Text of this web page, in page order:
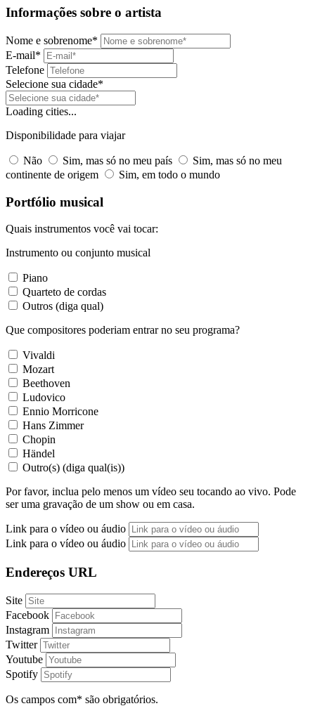
Informações sobre o artista
Nome e sobrenome*
E-mail*
Telefone
Selecione sua cidade*
Loading cities...
Disponibilidade para viajar
Não Sim, mas só no meu país
Sim, mas só no meu
continente de origem
Sim, em todo o mundo
Portfólio musical
Quais instrumentos você vai tocar:
Instrumento ou conjunto musical
Piano
Quarteto de cordas
Outros (diga qual)
Que compositores poderiam entrar no seu programa?
Vivaldi
Mozart
Beethoven
Ludovico
Ennio Morricone
Hans Zimmer
Chopin
Händel
Outro(s) (diga qual(is))
Por favor, inclua pelo menos um vídeo seu tocando ao vivo. Pode
ser uma gravação de um show ou em casa.
Link para o vídeo ou áudio
Link para o vídeo ou áudio
Endereços URL
Site
Facebook
Instagram
Twitter
Youtube
Spotify
Os campos com* são obrigatórios.